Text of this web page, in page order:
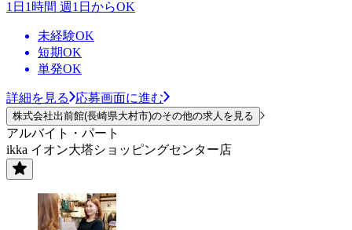
1日1時間 週1日からOK
未経験OK
短期OK
単発OK
詳細を見る 応募画面に進む
株式会社出前館(長崎県大村市)のその他の求人を見る
アルバイト・パート
ikka イオン大塔ショッピングセンター店